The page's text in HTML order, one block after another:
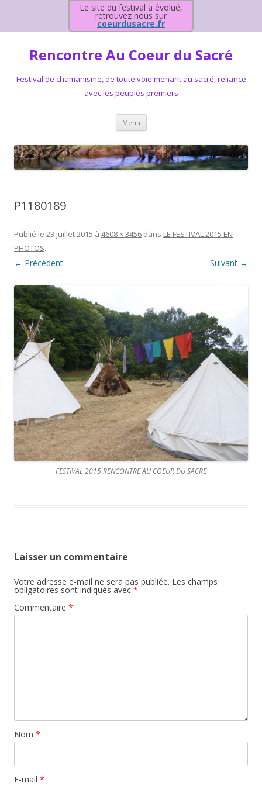
Le site du festival a évolué,
retrouvez nous sur
coeurdusacre.fr
Rencontre Au Coeur du Sacré
Festival de chamanisme, de toute voie menant au sacré, reliance
avec les peuples premiers
Menu Aller au contenu principal
P1180189
Publié le 23 juillet 2015 à 4608 × 3456 dans LE FESTIVAL 2015 EN
PHOTOS.
← Précédent Suivant →
FESTIVAL 2015 RENCONTRE AU COEUR DU SACRE
Laisser un commentaire
Votre adresse e-mail ne sera pas publiée. Les champs
obligatoires sont indiqués avec *
Commentaire *
Nom *
E-mail *